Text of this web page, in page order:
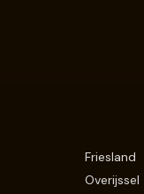
Friesland
Overijssel